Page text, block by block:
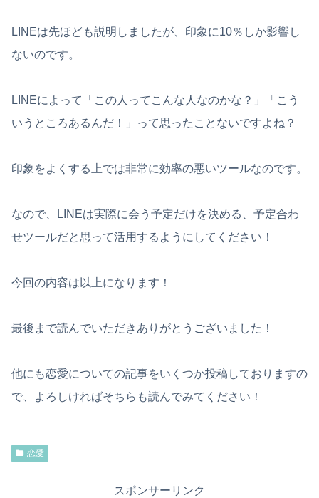
LINEは先ほども説明しましたが、印象に10％しか影響し
ないのです。
LINEによって「この人ってこんな人なのかな？」「こう
いうところあるんだ！」って思ったことないですよね？
印象をよくする上では非常に効率の悪いツールなのです。
なので、LINEは実際に会う予定だけを決める、予定合わ
せツールだと思って活用するようにしてください！
今回の内容は以上になります！
最後まで読んでいただきありがとうございました！
他にも恋愛についての記事をいくつか投稿しておりますの
で、よろしければそちらも読んでみてください！
恋愛
スポンサーリンク